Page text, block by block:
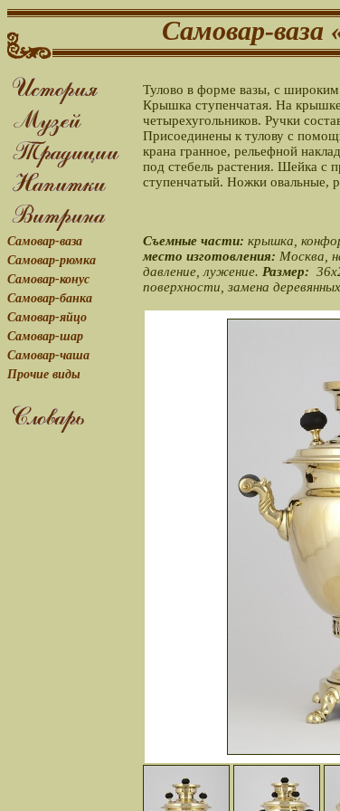
Самовар-
Самовар-ваза
Самовар-рюмка
Самовар-конус
Самовар-банка
Самовар-яйцо
Самовар-шар
Самовар-чаша
Прочие виды
Тулово в форме вазы, с широким
Крышка ступенчатая. На
четырехугольников. Ручки
Присоединены к тулову с
крана гранное, рельефной
под стебель растения. Шейка с
ступенчатый. Ножки овальные,
Съемные части: крышка,
место изготовления: Москва,
давление, лужение. Размер:
поверхности, замена